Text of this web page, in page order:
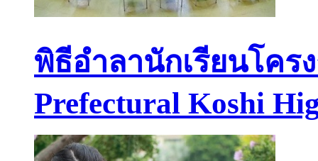
พิธีอำลานักเรียนโคร
Prefectural Koshi